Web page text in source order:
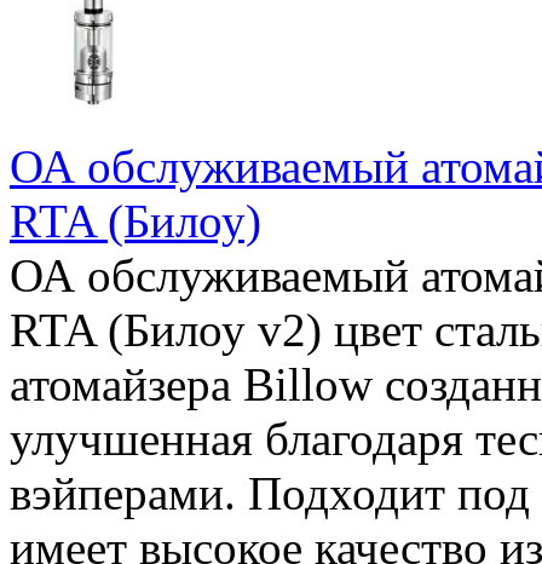
ОА обслуживаемый
RTA (Билоу)
ОА обслуживаемый
RTA (Билоу v2) цвет
атомайзера Billow
улучшенная благодаря
вэйперами. Подходит
имеет высокое качество